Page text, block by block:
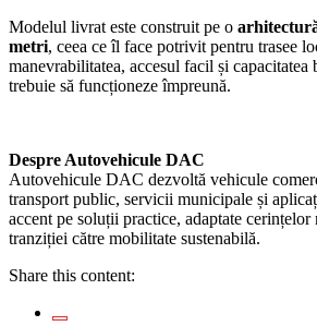
Modelul livrat este construit pe o
metri, ceea ce îl face potrivit pentru trasee
manevrabilitatea, accesul facil și capacitatea
trebuie să funcționeze împreună.
Despre Autovehicule DAC
Autovehicule DAC dezvoltă vehicule
transport public, servicii municipale și
accent pe soluții practice, adaptate cerințelor
tranziției către mobilitate sustenabilă.
Share this content: